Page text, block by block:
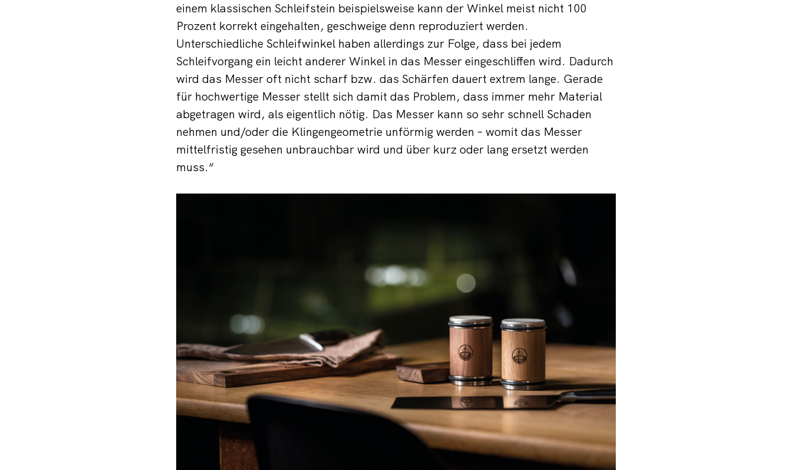
einem klassischen Schleifstein beispielsweise kann der Winkel meist nicht 100
Prozent korrekt eingehalten, geschweige denn reproduziert werden.
Unterschiedliche Schleifwinkel haben allerdings zur Folge, dass bei jedem
Schleifvorgang ein leicht anderer Winkel in das Messer eingeschliffen wird. Dadurch
wird das Messer oft nicht scharf bzw. das Schärfen dauert extrem lange. Gerade
für hochwertige Messer stellt sich damit das Problem, dass immer mehr Material
abgetragen wird, als eigentlich nötig. Das Messer kann so sehr schnell Schaden
nehmen und/oder die Klingengeometrie unförmig werden – womit das Messer
mittelfristig gesehen unbrauchbar wird und über kurz oder lang ersetzt werden
muss.“